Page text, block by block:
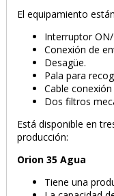
El equipamiento
Interruptor ON/
Conexión de
Desagüe.
Pala para
Cable conexión
Dos filtros
Está disponible en
producción:
Orion 35 Agua
Tiene una